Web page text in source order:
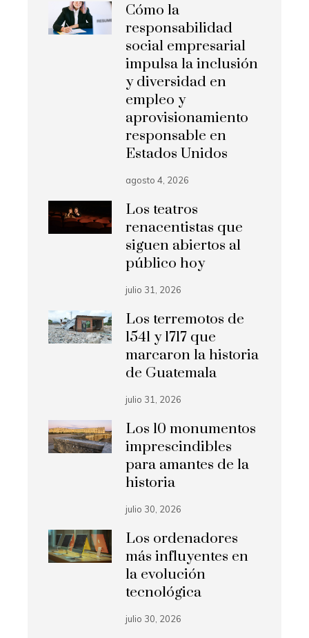
Cómo la
responsabilidad
social empresarial
impulsa la inclusión
y diversidad en
empleo y
aprovisionamiento
responsable en
Estados Unidos
agosto 4, 2026
Los teatros
renacentistas que
siguen abiertos al
público hoy
julio 31, 2026
Los terremotos de
1541 y 1717 que
marcaron la historia
de Guatemala
julio 31, 2026
Los 10 monumentos
imprescindibles
para amantes de la
historia
julio 30, 2026
Los ordenadores
más influyentes en
la evolución
tecnológica
julio 30, 2026